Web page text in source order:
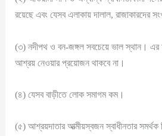
রয়েছে এবং যেসব এলাকায় দালাল, রাজাকারদের
(৩) নদীপথ ও বন-জঙ্গল সবচেয়ে ভাল স্থান। এর
আশ্রয় নেওয়ার প্রয়োজন থাকবে না।
(৪) যেসব বাড়ীতে লোক সমাগম কম।
(৫) আশ্রয়দাতার আত্মীয়স্বজন স্বাধীনতার সমর্থক